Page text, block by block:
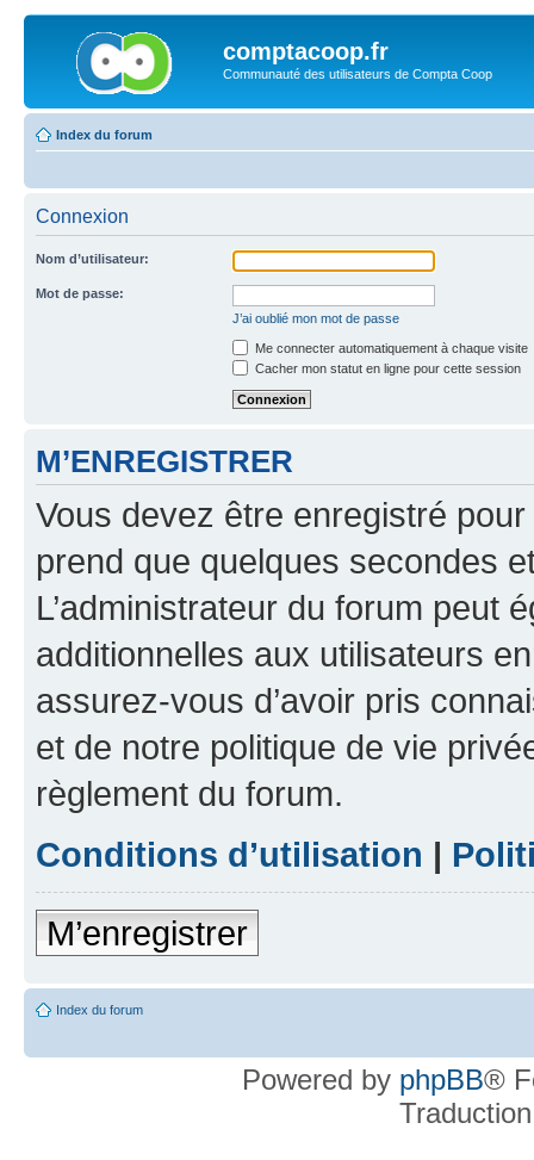
comptacoop.fr
Communauté des utilisateurs de Compta Coop
Index du forum
Connexion
Nom d’utilisateur:
Mot de passe:
J’ai oublié mon mot de passe
Me connecter automatiquement à chaque visite
Cacher mon statut en ligne pour cette session
M’ENREGISTRER
Vous devez être enregistré
prend que quelques secondes
L’administrateur du forum peut
additionnelles aux utilisateurs
assurez-vous d’avoir pris
et de notre politique de vie
règlement du forum.
Conditions d’utilisation |
M’enregistrer
Index du forum
Powered by phpBB®